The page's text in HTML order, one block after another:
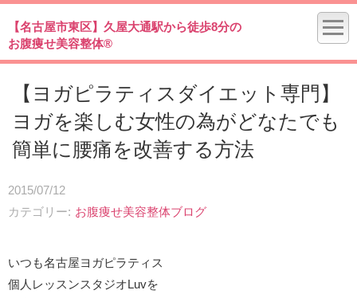
【名古屋市東区】久屋大通駅から徒歩8分の
お腹痩せ美容整体®
【ヨガピラティスダイエット専門】
ヨガを楽しむ女性の為がどなたでも
簡単に腰痛を改善する方法
2015/07/12
カテゴリー
お腹痩せ美容整体ブログ
いつも名古屋ヨガピラティス
個人レッスンスタジオLuvを